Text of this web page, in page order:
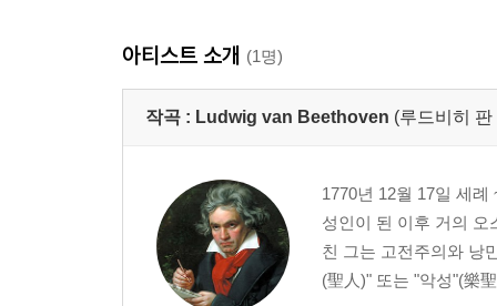
아티스트 소개 (1명)
작곡 : Ludwig van Beethoven (루드비히
1770년 12월 17일 세
성인이 된 이후 거의 오
친 그는 고전주의와 낭
(聖人)" 또는 "악성"(樂